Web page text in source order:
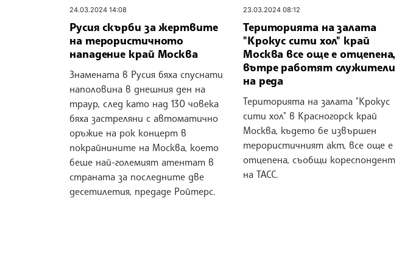
24.03.2024 14:08
Русия скърби за жертвите
на терористичното
нападение край Москва
Знамената в Русия бяха спуснати
наполовина в днешния ден на
траур, след като над 130 човека
бяха застреляни с автоматично
оръжие на рок концерт в
покрайнините на Москва, което
беше най-големият атентат в
страната за последните две
десетилетия, предаде Ройтерс.
23.03.2024 08:12
Територията на залата
"Крокус сити хол" край
Москва все още е отцепена,
вътре работят служители
на реда
Територията на залата "Крокус
сити хол" в Красногорск край
Москва, където бе извършен
терористичният акт, все още е
отцепена, съобщи кореспондент
на ТАСС.